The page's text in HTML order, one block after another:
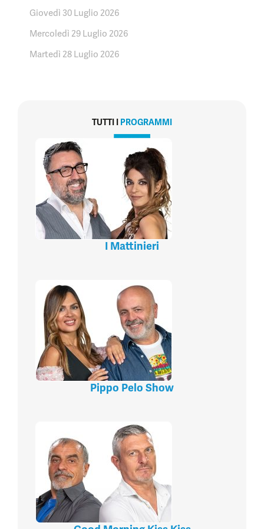
Giovedì 30 Luglio 2026
Mercoledì 29 Luglio 2026
Martedì 28 Luglio 2026
TUTTI I PROGRAMMI
I Mattinieri
Pippo Pelo Show